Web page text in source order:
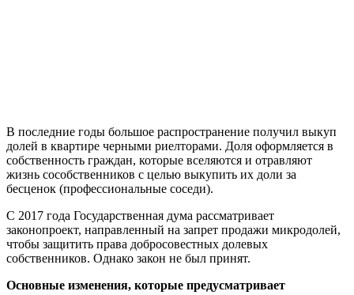
В последние годы большое распространение получил выкуп
долей в квартире черными риелторами. Доля оформляется в
собственность граждан, которые вселяются и отравляют
жизнь сособственников с целью выкупить их доли за
бесценок (профессиональные соседи).
С 2017 года Государственная дума рассматривает
законопроект, направленный на запрет продажи микродолей,
чтобы защитить права добросовестных долевых
собственников. Однако закон не был принят.
Основные изменения, которые предусматривает